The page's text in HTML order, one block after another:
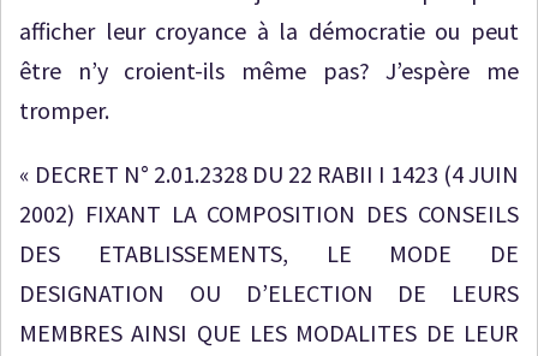
afficher leur croyance à la démocratie ou peut
être n’y croient-ils même pas? J’espère me
tromper.
« DECRET N° 2.01.2328 DU 22 RABII I 1423 (4 JUIN
2002) FIXANT LA COMPOSITION DES CONSEILS
DES ETABLISSEMENTS, LE MODE DE
DESIGNATION OU D’ELECTION DE LEURS
MEMBRES AINSI QUE LES MODALITES DE LEUR